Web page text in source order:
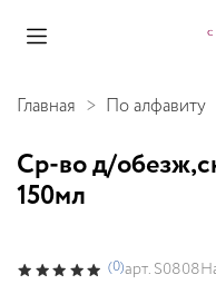
Главная По алфавиту
Ср-во д/
150мл
(0)арт.S0808